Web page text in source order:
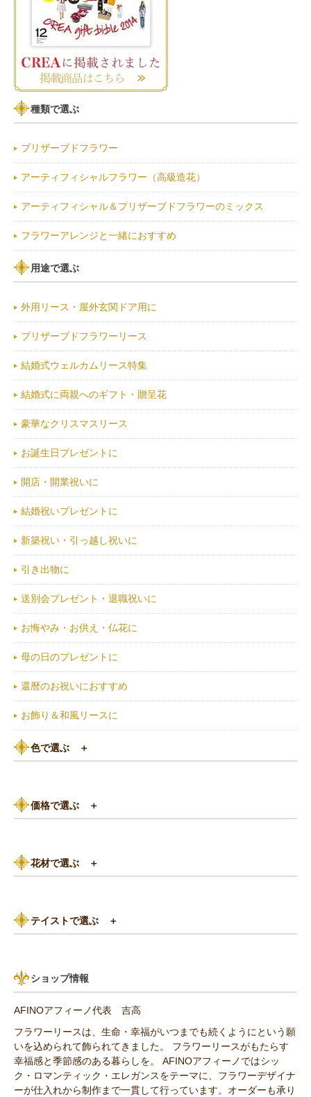
種類で選ぶ
プリザーブドフラワー
アーティフィシャルフラワー（高級造花）
アーティフィシャル＆プリザーブドフラワーのミックス
フラワーアレンジと一緒におすすめ
用途で選ぶ
外用リース・屋外玄関ドア用に
プリザーブドフラワーリース
結婚式ウェルカムリース特集
結婚式に両親へのギフト・贈呈花
豪華なクリスマスリース
お誕生日プレゼントに
開店・開業祝いに
結婚祝いプレゼントに
新築祝い・引っ越し祝いに
引き出物に
送別会プレゼント・退職祝いに
お悔やみ・お供え・仏花に
母の日のプレゼントに
還暦のお祝いにおすすめ
お飾り＆和風リースに
色で選ぶ ＋
黄色・オレンジ系
赤（レッド）系
グリーン（緑色）系
価格で選ぶ ＋
3,000円～5,000円
8,000円～10,000円
花材で選ぶ ＋
あじさい
ひまわり
その他の花材
セミオーダー作品
テイストで選ぶ ＋
アンティーク
ショップ情報
AFINOアフィーノ代表 吉高
フラワーリースは、生命・幸福がいつまでも続くようにという願
いを込められて飾られてきました。 フラワーリースがもたらす
幸福感と季節感のある暮らしを。 AFINOアフィーノではシッ
ク・ロマンティック・エレガンスをテーマに、フラワーデザイナ
ーが仕入れから制作まで一貫して行っています。オーダーも承り